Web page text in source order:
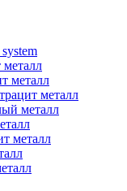
металл
металл
металл
металл